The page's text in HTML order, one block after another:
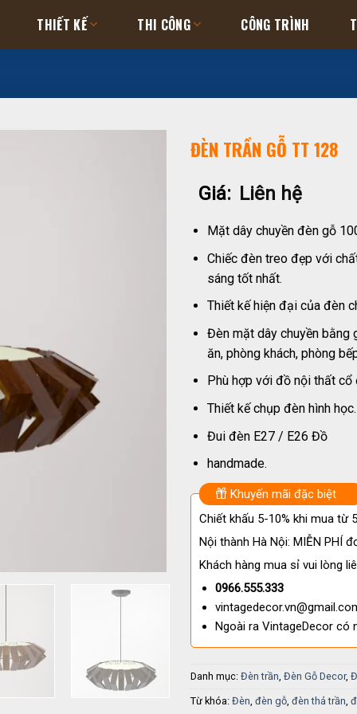
THIẾT KẾ THI CÔNG CÔNG TRÌNH
ĐÈN TRẦN GỖ TT 128
Giá: Liên hệ
Mặt dây chuyền đèn gỗ
Chiếc đèn treo đẹp với
sáng tốt nhất.
Thiết kế hiện đại của đèn
Đèn mặt dây chuyền bằng
ăn, phòng khách, phòng
Phù hợp với đồ nội thất cổ
Thiết kế chụp đèn hình học.
Đui đèn E27 / E26 Đồ
handmade.
Khuyến mãi đặc biệt
Chiết khấu 5-10% khi mua từ
Nội thành Hà Nội: MIỄN PHÍ
Khách hàng mua sỉ vui lòng
0966.555.333
Ngoài ra VintageDecor có
Danh mục: Đèn trần, Đèn Gỗ Decor,
Từ khóa: Đèn, đèn gỗ, đèn thả trần,